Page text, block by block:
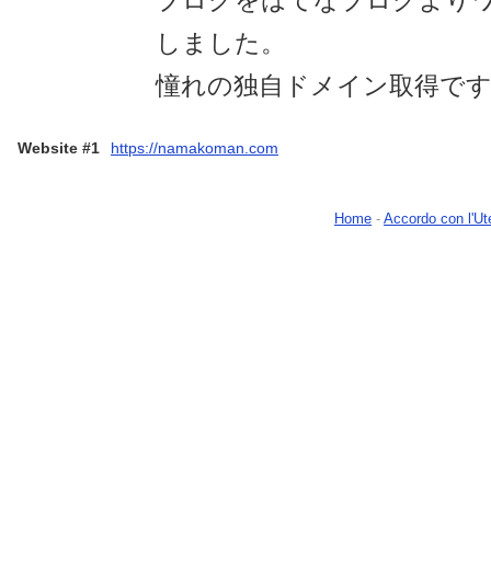
しました。
憧れの独自ドメイン取得で
Website #1 https://namakoman.com
Home - Accordo con